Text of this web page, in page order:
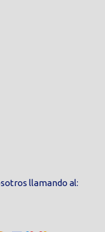
llamando al: